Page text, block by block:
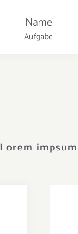
Name
Aufgabe
Lorem impsum